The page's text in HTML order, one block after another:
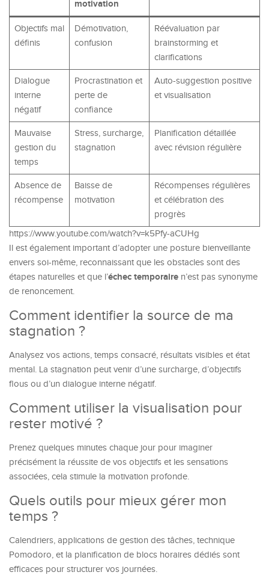
motivation
Objectifs mal
définis
Démotivation,
confusion
Réévaluation par
brainstorming et
clarifications
Dialogue
interne
négatif
Procrastination et
perte de
confiance
Auto-suggestion positive
et visualisation
Mauvaise
gestion du
temps
Stress, surcharge,
stagnation
Planification détaillée
avec révision régulière
Absence de
récompense
Baisse de
motivation
Récompenses régulières
et célébration des
progrès
https://www.youtube.com/watch?v=k5Pfy-aCUHg
Il est également important d’adopter une posture bienveillante
envers soi-même, reconnaissant que les obstacles sont des
étapes naturelles et que l’échec temporaire n’est pas synonyme
de renoncement.
Comment identifier la source de ma
stagnation ?
Analysez vos actions, temps consacré, résultats visibles et état
mental. La stagnation peut venir d’une surcharge, d’objectifs
flous ou d’un dialogue interne négatif.
Comment utiliser la visualisation pour
rester motivé ?
Prenez quelques minutes chaque jour pour imaginer
précisément la réussite de vos objectifs et les sensations
associées, cela stimule la motivation profonde.
Quels outils pour mieux gérer mon
temps ?
Calendriers, applications de gestion des tâches, technique
Pomodoro, et la planification de blocs horaires dédiés sont
efficaces pour structurer vos journées.